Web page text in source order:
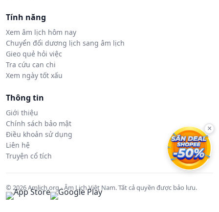
Tính năng
Xem âm lịch hôm nay
Chuyển đổi dương lịch sang âm lịch
Gieo quẻ hỏi việc
Tra cứu can chi
Xem ngày tốt xấu
Thông tin
Giới thiệu
Chính sách bảo mật
Điều khoản sử dụng
Liên hệ
Truyện cổ tích
© 2026 Amlich.org - Âm Lịch Việt Nam. Tất cả quyền được bảo lưu.
×